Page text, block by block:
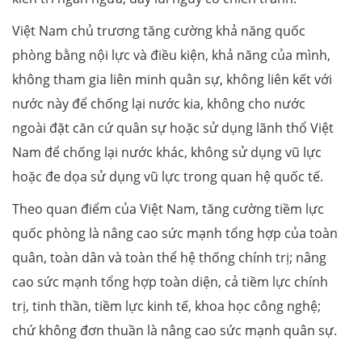
Việt Nam chủ trương tăng cường khả năng quốc
phòng bằng nội lực và điều kiện, khả năng của mình,
không tham gia liên minh quân sự, không liên kết với
nước này để chống lại nước kia, không cho nước
ngoài đặt căn cứ quân sự hoặc sử dụng lãnh thổ Việt
Nam để chống lại nước khác, không sử dụng vũ lực
hoặc đe dọa sử dụng vũ lực trong quan hệ quốc tế.
Theo quan điểm của Việt Nam, tăng cường tiềm lực
quốc phòng là nâng cao sức mạnh tổng hợp của toàn
quân, toàn dân và toàn thể hệ thống chính trị; nâng
cao sức mạnh tổng hợp toàn diện, cả tiềm lực chính
trị, tinh thần, tiềm lực kinh tế, khoa học công nghệ;
chứ không đơn thuần là nâng cao sức mạnh quân sự.